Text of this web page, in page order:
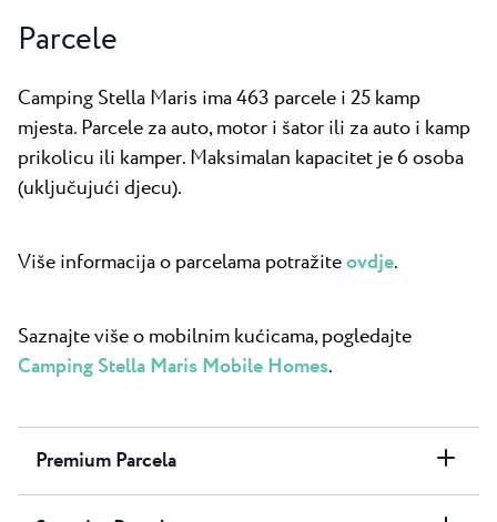
Parcele
Camping Stella Maris ima 463 parcele i 25 kamp
mjesta. Parcele za auto, motor i šator ili za auto i kamp
prikolicu ili kamper. Maksimalan kapacitet je 6 osoba
(uključujući djecu).
Više informacija o parcelama potražiteovdje.
Saznajte više o mobilnim kućicama, pogledajte
Camping Stella Maris Mobile Homes.
Premium Parcela